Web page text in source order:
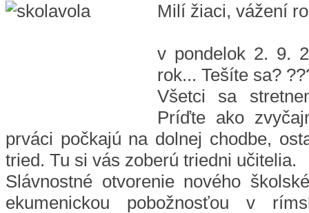
Milí žiaci, vážení
v pondelok 2. 9.
rok... Tešíte sa?
Všetci sa
Príďte ako
prváci počkajú na dolnej chodbe,
tried. Tu si vás zoberú triedni učitelia.
Slávnostné otvorenie nového
ekumenickou pobožnosťou v